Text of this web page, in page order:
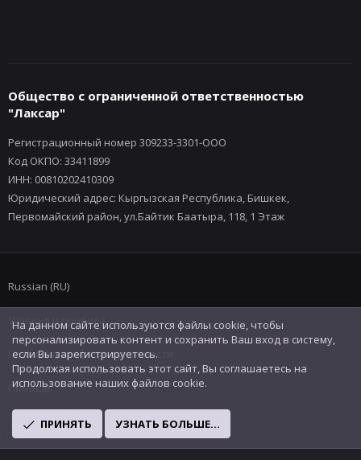
Общество с ограниченной ответственностью
"Лаксар"
Регистрационный номер 309233-3301-ООО
Код ОКПО: 33411899
ИНН: 00810202410309
Юридический адрес: Кыргызская Республика, Бишкек,
Первомайский район, ул.Байтик Баатыра, 118, 1 Этаж
Russian (RU)
Условия и правила
Политика конфиденциальности
Помощь
R
S
На данном сайте используются файлы cookie, чтобы
персонализировать контент и сохранить Ваш вход в систему,
если Вы зарегистрируетесь.
Продолжая использовать этот сайт, Вы соглашаетесь на
использование наших файлов cookie.
ПРИНЯТЬ УЗНАТЬ БОЛЬШЕ...